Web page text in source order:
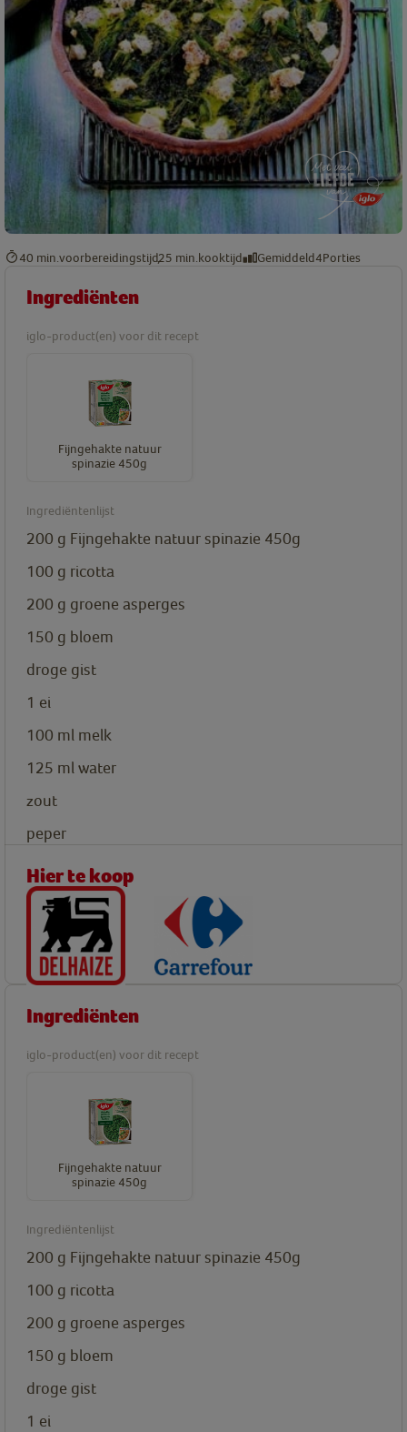
40 min. voorbereidingstijd25 min. kooktijd Gemiddeld4Porties
Ingrediënten
iglo-product(en) voor dit recept
Fijngehakte natuur
spinazie 450g
Ingrediëntenlijst
200 g Fijngehakte natuur spinazie 450g
100 g ricotta
200 g groene asperges
150 g bloem
droge gist
1 ei
100 ml melk
125 mlwater
zout
peper
Hier te koop
Ingrediënten
iglo-product(en) voor dit recept
Fijngehakte natuur
spinazie 450g
Ingrediëntenlijst
200 g Fijngehakte natuur spinazie 450g
100 g ricotta
200 g groene asperges
150 g bloem
droge gist
1 ei